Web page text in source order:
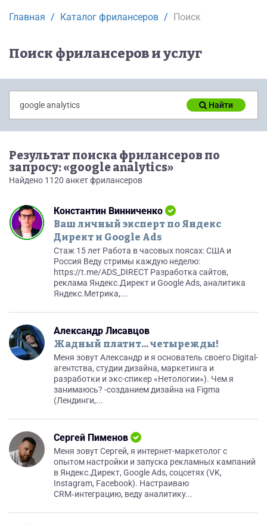
Главная Каталог фрилансеров Поиск
Поиск фрилансеров и услуг
Найти
Результат поиска фрилансеров по
запросу: «google analytics»
Найдено 1120 анкет фрилансеров
Константин Винниченко
Ваш личный эксперт по Яндекс
Директ и Google Ads
Стаж 15 лет Работа в часовых поясах: США и
Россия Веду стримы каждую неделю:
https://t.me/ADS_DIRECT Разработка сайтов,
реклама Яндекс.Директ и Google Ads, аналитика
Яндекс.Метрика,...
Александр Лисавцов
Жадный платит... четырежды!
Меня зовут Александр и я основатель своего Digital-
агентства, студии дизайна, маркетинга и
разработки и экс-спикер «Нетологии»). Чем я
занимаюсь? -созданием дизайна на Figma
(Лендинги,...
Сергей Пименов
Меня зовут Сергей, я интернет-маркетолог с
опытом настройки и запуска рекламных кампаний
в Яндекс.Директ, Google Ads, соцсетях (VK,
Instagram, Facebook). Настраиваю
CRM‑интеграцию, веду аналитику...